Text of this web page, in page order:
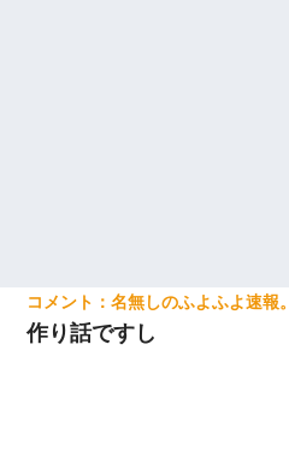
名無しのふよふよ速報。
作り話ですし